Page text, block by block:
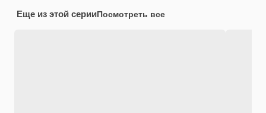
Еще из этой серииПосмотреть все